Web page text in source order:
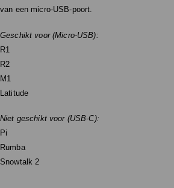
van een micro-USB-poort.
Geschikt voor (Micro-USB):
R1
R2
M1
Latitude
Niet geschikt voor (USB-C):
Pi
Rumba
Snowtalk 2